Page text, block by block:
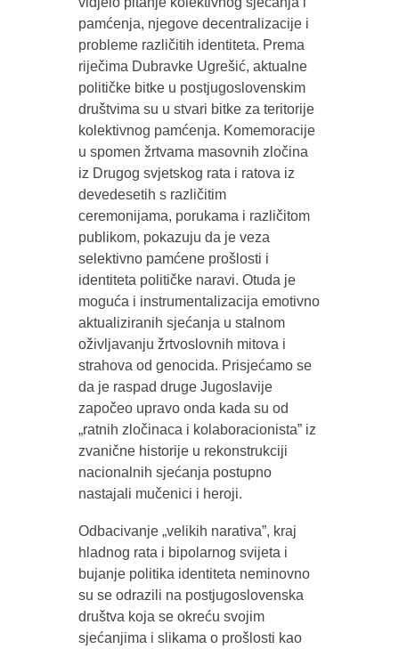
pamćenja, njegove decentralizacije i
probleme različitih identiteta. Prema
riječima Dubravke Ugrešić, aktualne
političke bitke u postjugoslovenskim
društvima su u stvari bitke za teritorije
kolektivnog pamćenja. Komemoracije
u spomen žrtvama masovnih zločina
iz Drugog svjetskog rata i ratova iz
devedesetih s različitim
ceremonijama, porukama i različitom
publikom, pokazuju da je veza
selektivno pamćene prošlosti i
identiteta političke naravi. Otuda je
moguća i instrumentalizacija emotivno
aktualiziranih sjećanja u stalnom
oživljavanju žrtvoslovnih mitova i
strahova od genocida. Prisjećamo se
da je raspad druge Jugoslavije
započeo upravo onda kada su od
„ratnih zločinaca i kolaboracionista” iz
zvanične historije u rekonstrukciji
nacionalnih sjećanja postupno
nastajali mučenici i heroji.
Odbacivanje „velikih narativa”, kraj
hladnog rata i bipolarnog svijeta i
bujanje politika identiteta neminovno
su se odrazili na postjugoslovenska
društva koja se okreću svojim
sjećanjima i slikama o prošlosti kao